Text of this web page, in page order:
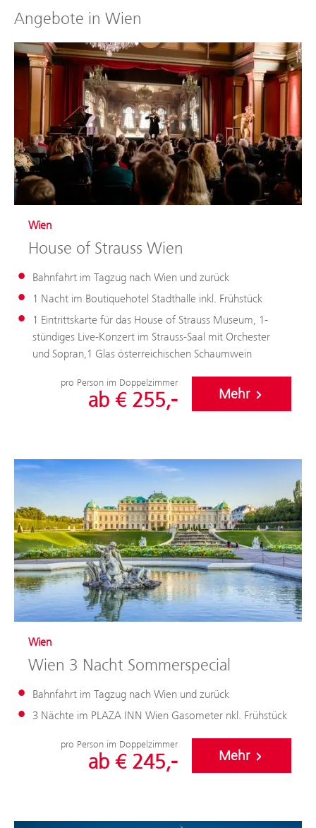
Angebote in Wien
Wien
House of Strauss Wien
Bahnfahrt im Tagzug nach Wien und zurück
1 Nacht im Boutiquehotel Stadthalle inkl. Frühstück
1 Eintrittskarte für das House of Strauss Museum, 1-
stündiges Live-Konzert im Strauss-Saal mit Orchester
und Sopran,1 Glas österreichischen Schaumwein
pro Person im Doppelzimmer
ab € 255,- Mehr
Wien
Wien 3 Nacht Sommerspecial
Bahnfahrt im Tagzug nach Wien und zurück
3 Nächte im PLAZA INN Wien Gasometer nkl. Frühstück
pro Person im Doppelzimmer
ab € 245,- Mehr